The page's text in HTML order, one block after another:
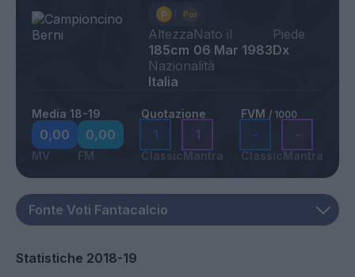
Altezza
185cm
Nato il
06 Mar 1983
Piede
Dx
Nazionalità
Italia
Media 18-19
0,00
MV
0,00
FM
Quotazione
1
Classic
1
Mantra
FVM / 1000
-
Classic
-
Mantra
Statistiche 2018-19